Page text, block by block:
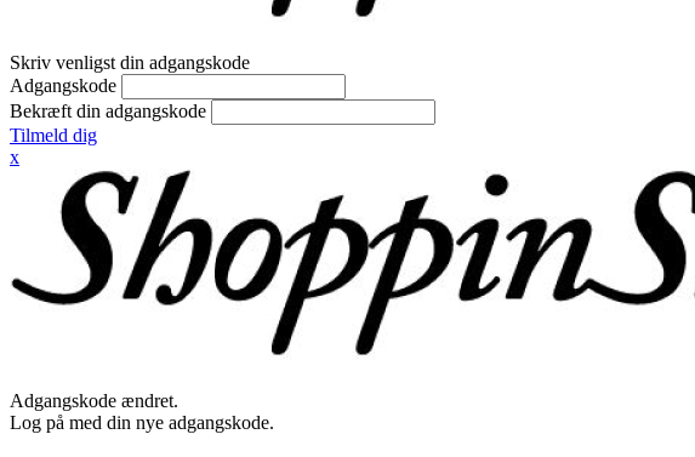
Skriv venligst din adgangskode
Adgangskode
Bekræft din adgangskode
Tilmeld dig
x
Adgangskode ændret.
Log på med din nye adgangskode.